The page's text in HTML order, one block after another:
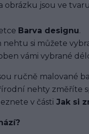
obrázku jsou ve
Barva designu.
nehtu si můžete
vámi vybrané
ručně malované
nehty změříte
v části Jak si
?